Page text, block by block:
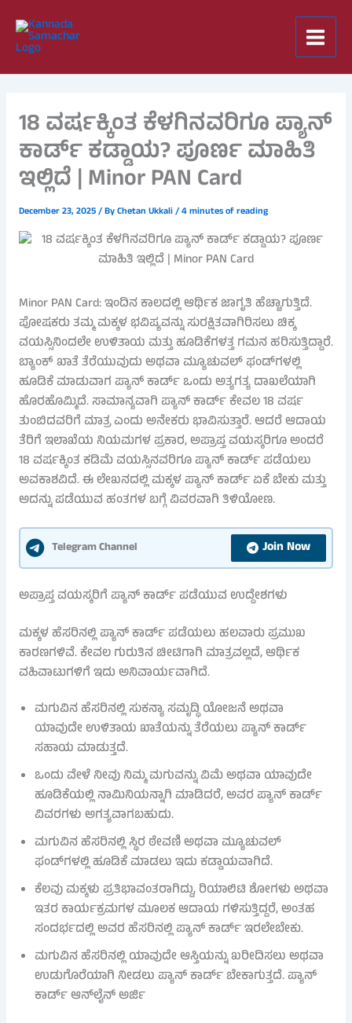
content
18 ವರ್ಷಕ್ಕಿಂತ ಕೆಳಗಿನವರಿಗೂ ಪ್ಯಾನ್
ಕಾರ್ಡ್ ಕಡ್ಡಾಯ? ಪೂರ್ಣ ಮಾಹಿತಿ
ಇಲ್ಲಿದೆ | Minor PAN Card
December 23, 2025/ ByChetan Ukkali/4 minutes of reading
Minor PAN Card: ಇಂದಿನ ಕಾಲದಲ್ಲಿ ಆರ್ಥಿಕ ಜಾಗೃತಿ ಹೆಚ್ಚಾಗುತ್ತಿದೆ.
ಪೋಷಕರು ತಮ್ಮ ಮಕ್ಕಳ ಭವಿಷ್ಯವನ್ನು ಸುರಕ್ಷಿತವಾಗಿರಿಸಲು ಚಿಕ್ಕ
ವಯಸ್ಸಿನಿಂದಲೇ ಉಳಿತಾಯ ಮತ್ತು ಹೂಡಿಕೆಗಳತ್ತ ಗಮನ ಹರಿಸುತ್ತಿದ್ದಾರೆ.
ಬ್ಯಾಂಕ್ ಖಾತೆ ತೆರೆಯುವುದು ಅಥವಾ ಮ್ಯೂಚುವಲ್ ಫಂಡ್‌ಗಳಲ್ಲಿ
ಹೂಡಿಕೆ ಮಾಡುವಾಗ ಪ್ಯಾನ್ ಕಾರ್ಡ್ ಒಂದು ಅತ್ಯಗತ್ಯ ದಾಖಲೆಯಾಗಿ
ಹೊರಹೊಮ್ಮಿದೆ. ಸಾಮಾನ್ಯವಾಗಿ ಪ್ಯಾನ್ ಕಾರ್ಡ್ ಕೇವಲ 18 ವರ್ಷ
ತುಂಬಿದವರಿಗೆ ಮಾತ್ರ ಎಂದು ಅನೇಕರು ಭಾವಿಸುತ್ತಾರೆ. ಆದರೆ ಆದಾಯ
ತೆರಿಗೆ ಇಲಾಖೆಯ ನಿಯಮಗಳ ಪ್ರಕಾರ, ಅಪ್ರಾಪ್ತ ವಯಸ್ಕರಿಗೂ ಅಂದರೆ
18 ವರ್ಷಕ್ಕಿಂತ ಕಡಿಮೆ ವಯಸ್ಸಿನವರಿಗೂ ಪ್ಯಾನ್ ಕಾರ್ಡ್ ಪಡೆಯಲು
ಅವಕಾಶವಿದೆ. ಈ ಲೇಖನದಲ್ಲಿ ಮಕ್ಕಳ ಪ್ಯಾನ್ ಕಾರ್ಡ್ ಏಕೆ ಬೇಕು ಮತ್ತು
ಅದನ್ನು ಪಡೆಯುವ ಹಂತಗಳ ಬಗ್ಗೆ ವಿವರವಾಗಿ ತಿಳಿಯೋಣ.
Telegram Channel Join Now
ಅಪ್ರಾಪ್ತ ವಯಸ್ಕರಿಗೆ ಪ್ಯಾನ್ ಕಾರ್ಡ್ ಪಡೆಯುವ ಉದ್ದೇಶಗಳು
ಮಕ್ಕಳ ಹೆಸರಿನಲ್ಲಿ ಪ್ಯಾನ್ ಕಾರ್ಡ್ ಪಡೆಯಲು ಹಲವಾರು ಪ್ರಮುಖ
ಕಾರಣಗಳಿವೆ. ಕೇವಲ ಗುರುತಿನ ಚೀಟಿಗಾಗಿ ಮಾತ್ರವಲ್ಲದೆ, ಆರ್ಥಿಕ
ವಹಿವಾಟುಗಳಿಗೆ ಇದು ಅನಿವಾರ್ಯವಾಗಿದೆ.
ಮಗುವಿನ ಹೆಸರಿನಲ್ಲಿ ಸುಕನ್ಯಾ ಸಮೃದ್ಧಿ ಯೋಜನೆ ಅಥವಾ
ಯಾವುದೇ ಉಳಿತಾಯ ಖಾತೆಯನ್ನು ತೆರೆಯಲು ಪ್ಯಾನ್ ಕಾರ್ಡ್
ಸಹಾಯ ಮಾಡುತ್ತದೆ.
ಒಂದು ವೇಳೆ ನೀವು ನಿಮ್ಮ ಮಗುವನ್ನು ವಿಮೆ ಅಥವಾ ಯಾವುದೇ
ಹೂಡಿಕೆಯಲ್ಲಿ ನಾಮಿನಿಯನ್ನಾಗಿ ಮಾಡಿದರೆ, ಅವರ ಪ್ಯಾನ್ ಕಾರ್ಡ್
ವಿವರಗಳು ಅಗತ್ಯವಾಗಬಹುದು.
ಮಗುವಿನ ಹೆಸರಿನಲ್ಲಿ ಸ್ಥಿರ ಠೇವಣಿ ಅಥವಾ ಮ್ಯೂಚುವಲ್
ಫಂಡ್‌ಗಳಲ್ಲಿ ಹೂಡಿಕೆ ಮಾಡಲು ಇದು ಕಡ್ಡಾಯವಾಗಿದೆ.
ಕೆಲವು ಮಕ್ಕಳು ಪ್ರತಿಭಾವಂತರಾಗಿದ್ದು, ರಿಯಾಲಿಟಿ ಶೋಗಳು ಅಥವಾ
ಇತರ ಕಾರ್ಯಕ್ರಮಗಳ ಮೂಲಕ ಆದಾಯ ಗಳಿಸುತ್ತಿದ್ದರೆ, ಅಂತಹ
ಸಂದರ್ಭದಲ್ಲಿ ಅವರ ಹೆಸರಿನಲ್ಲಿ ಪ್ಯಾನ್ ಕಾರ್ಡ್ ಇರಲೇಬೇಕು.
ಮಗುವಿನ ಹೆಸರಿನಲ್ಲಿ ಯಾವುದೇ ಆಸ್ತಿಯನ್ನು ಖರೀದಿಸಲು ಅಥವಾ
ಉಡುಗೊರೆಯಾಗಿ ನೀಡಲು ಪ್ಯಾನ್ ಕಾರ್ಡ್ ಬೇಕಾಗುತ್ತದೆ. ಪ್ಯಾನ್
ಕಾರ್ಡ್ ಆನ್‌ಲೈನ್ ಅರ್ಜಿ